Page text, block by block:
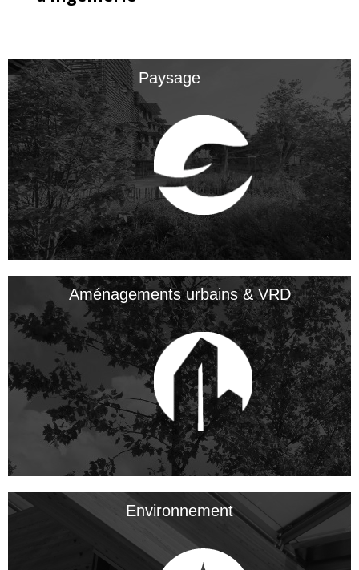
Paysage
Aménagements urbains & VRD
Environnement